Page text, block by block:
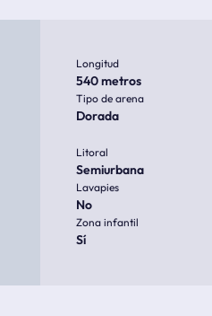
Longitud
540 metros
Tipo de arena
Dorada
Litoral
Semiurbana
Lavapies
No
Zona infantil
Sí